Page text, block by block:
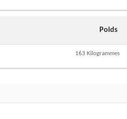
Poids
163 Kilogrammes